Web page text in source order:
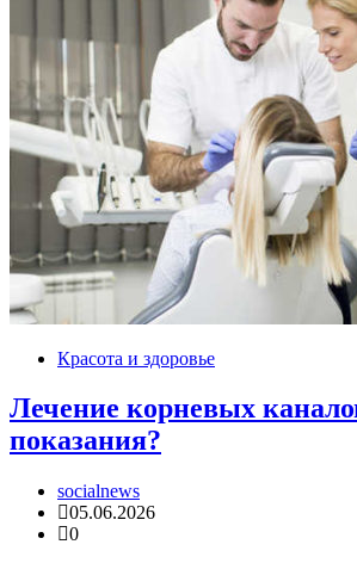
Красота и здоровье
Лечение корневых
показания?
socialnews
05.06.2026
0